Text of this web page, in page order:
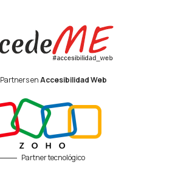
Partners enAccesibilidad Web
Partner tecnológico